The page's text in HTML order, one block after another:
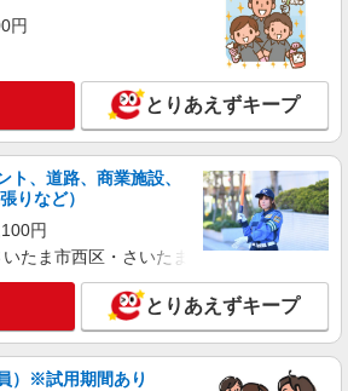
円
とりあえずキープ
ト、道路、商業施設、
りなど）
円
たま市西区・さいたま市岩槻区・久喜市・
とりあえずキープ
）※試用期間あり